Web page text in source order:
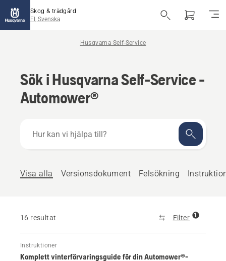
Skog & trädgård
FI, Svenska
Husqvarna Self-Service
Sök i Husqvarna Self-Service -
Automower®
kan
till?
Visa alla Versionsdokument Felsökning
16 resultat Filter 1
Instruktioner
Komplett vinterförvaringsguide för din Automower®-